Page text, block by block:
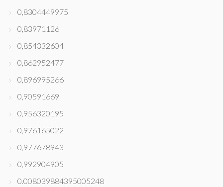
0,8304449975
0,83971126
0,854332604
0,862952477
0,896995266
0,90591669
0,956320195
0,976165022
0,977678943
0,992904905
0.008039884395005248